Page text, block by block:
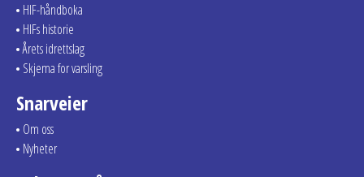
HIF-håndboka
HIFs historie
Årets idrettslag
Skjema for varsling
Snarveier
Om oss
Nyheter